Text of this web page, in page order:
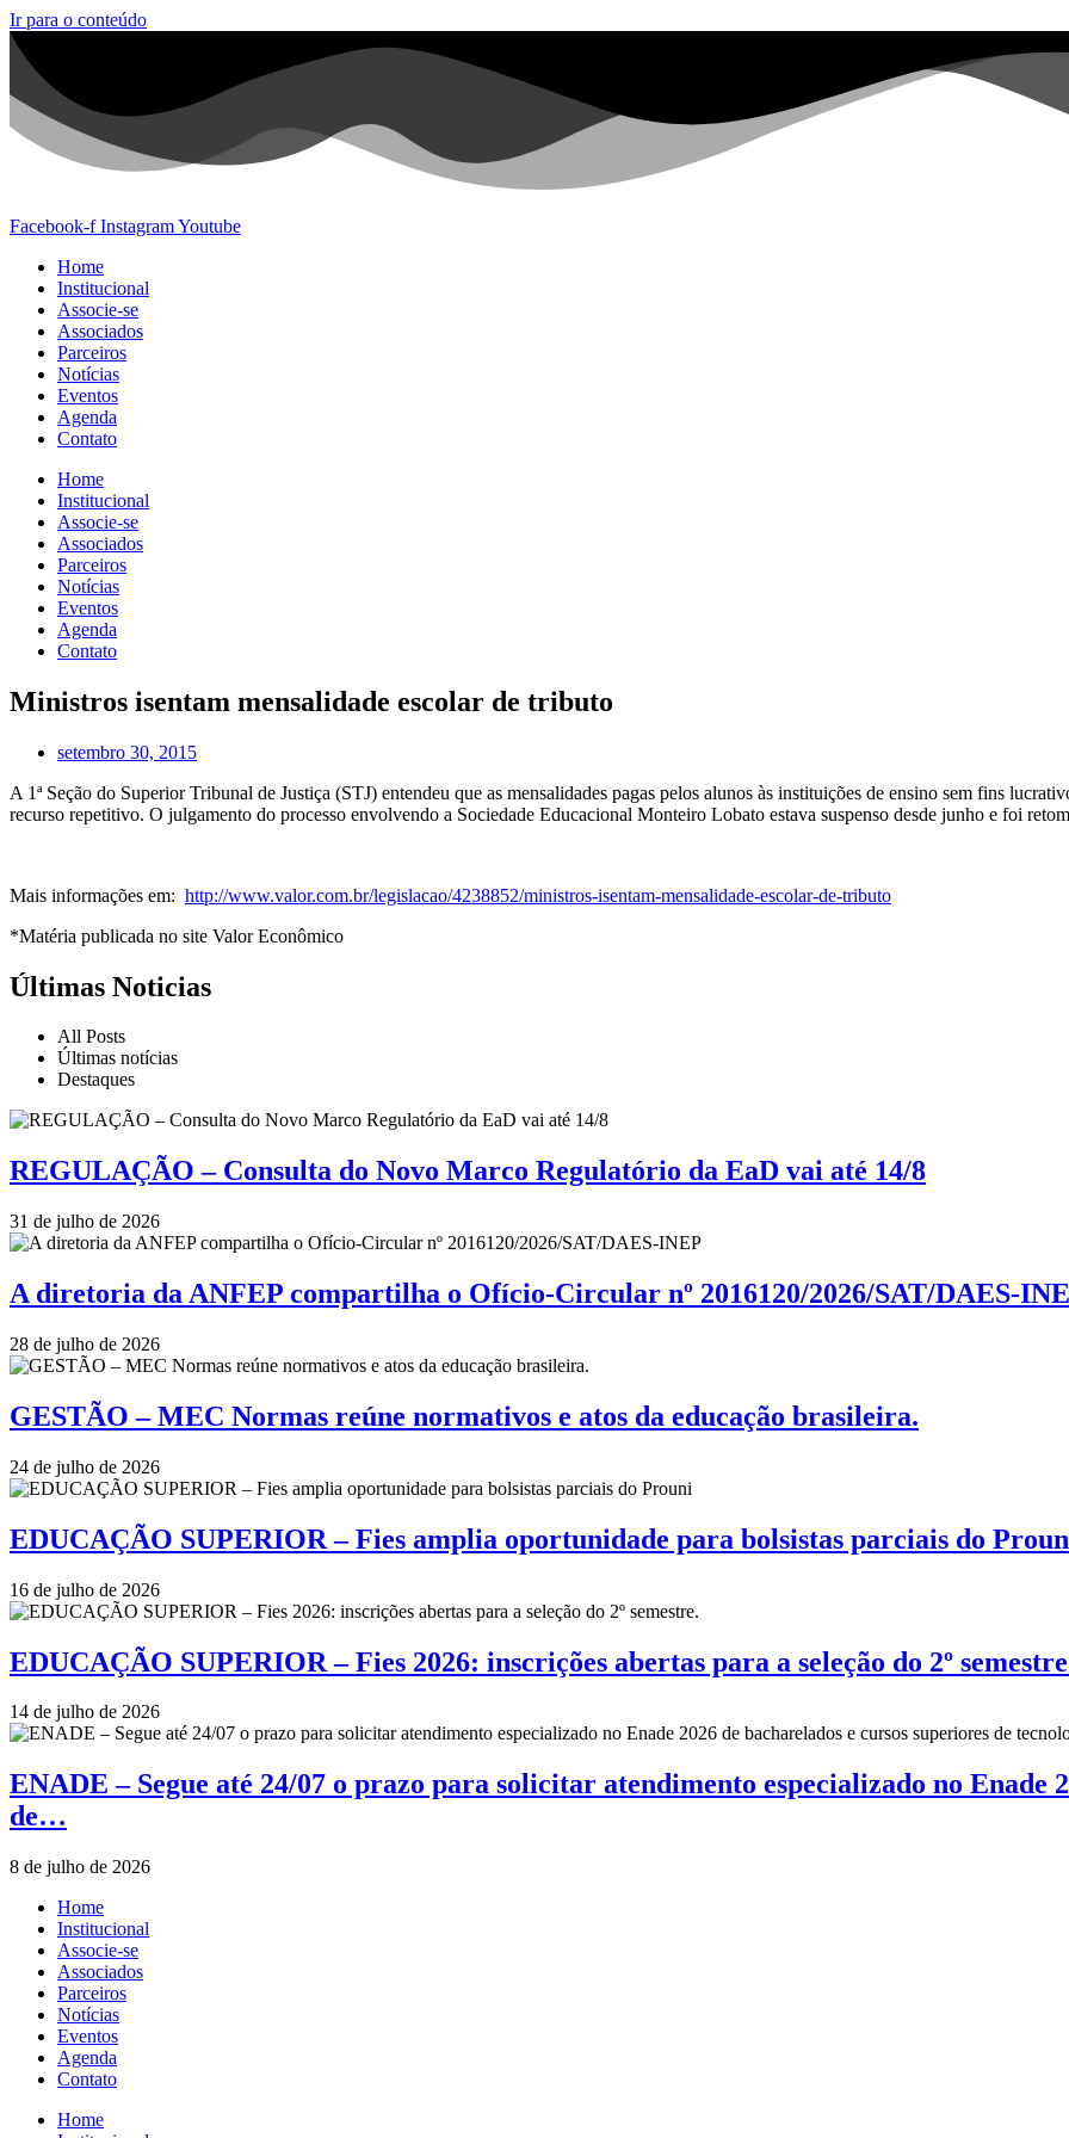
Ir para o conteúdo
Facebook-f InstagramYoutube
Home
Institucional
Associe-se
Associados
Parceiros
Notícias
Eventos
Agenda
Contato
Home
Institucional
Associe-se
Associados
Parceiros
Notícias
Eventos
Agenda
Contato
Ministros isentam mensalidade escolar de tributo
setembro 30, 2015
A 1ª Seção do Superior Tribunal de Justiça (STJ) entendeu que as mensalidades pagas pelos alunos às instituições de ensino sem fins
recurso repetitivo. O julgamento do processo envolvendo a Sociedade Educacional Monteiro Lobato estava suspenso desde junho e foi
Mais informações em: http://www.valor.com.br/legislacao/4238852/ministros-isentam-mensalidade-escolar-de-tributo
*Matéria publicada no site Valor Econômico
Últimas Noticias
All Posts
Últimas notícias
Destaques
REGULAÇÃO – Consulta do Novo Marco Regulatório da EaD vai até 14/8
31 de julho de 2026
A diretoria da ANFEP compartilha o Ofício-Circular nº 2016120/2026/SAT/DAES-
28 de julho de 2026
GESTÃO – MEC Normas reúne normativos e atos da educação brasileira.
24 de julho de 2026
EDUCAÇÃO SUPERIOR – Fies amplia oportunidade para bolsistas parciais do
16 de julho de 2026
EDUCAÇÃO SUPERIOR – Fies 2026: inscrições abertas para a seleção do 2º
14 de julho de 2026
ENADE – Segue até 24/07 o prazo para solicitar atendimento especializado no Enade
de…
8 de julho de 2026
Home
Institucional
Associe-se
Associados
Parceiros
Notícias
Eventos
Agenda
Contato
Home